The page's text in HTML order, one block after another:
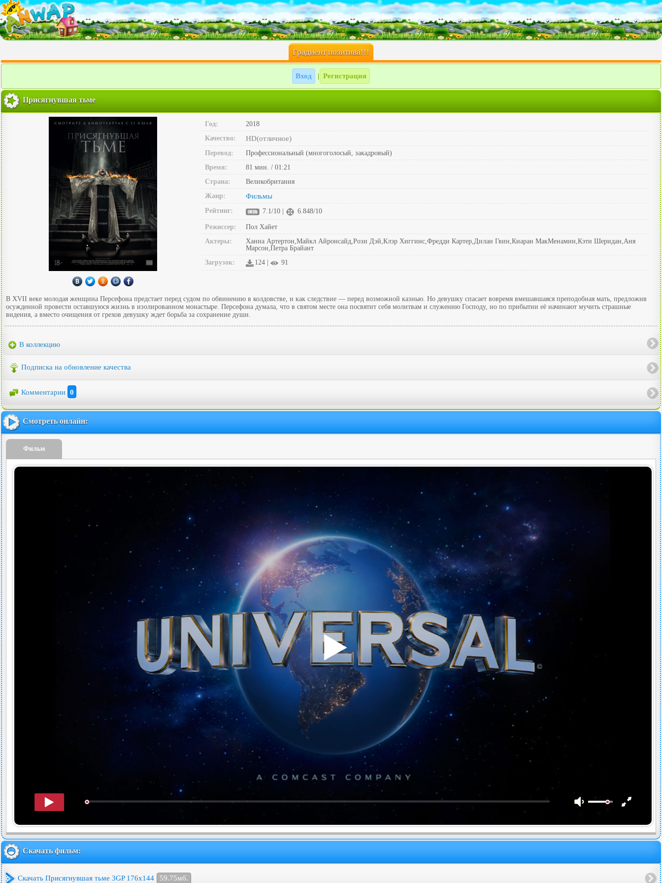
Градиент позитива!!!
Вход Регистрация
Присягнувшая тьме
Год:
2018
Качество:
HD(отличное)
Перевод:
Профессиональный (многоголосый, закадровый)
Время:
81 мин. / 01:21
Страна:
Великобритания
Жанр:
Фильмы
Рейтинг: 7.1/10 | 6.848/10
Режиссер:
Пол Хайет
Актеры:
Ханна Артертон,Майкл Айронсайд,Рози Дэй,Клэр Хиггинс,Фредди Картер,Дилан Гвин,Киаран МакМенамин,Кэти Шеридан,Аня
Марсон,Петра Брайант
Загрузок:
124 | 91
В XVII веке молодая женщина Персефона предстает перед судом по обвинению в колдовстве, и как следствие — перед возможной казнью. Но девушку спасает вовремя вмешавшаяся преподобная мать, предложив
осужденной провести оставшуюся жизнь в изолированном монастыре. Персефона думала, что в святом месте она посвятит себя молитвам и служению Господу, но по прибытии её начинают мучить страшные
видения, а вместо очищения от грехов девушку ждет борьба за сохранение души.
В коллекцию
Подписка на обновление качества
Комментарии 0
Смотреть онлайн:
Фильм
Скачать фильм:
Скачать Присягнувшая тьме 3GP 176x144 59.75мб.